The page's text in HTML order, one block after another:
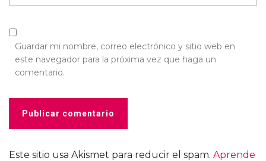
Guardar mi nombre, correo electrónico y sitio web en
este navegador para la próxima vez que haga un
comentario.
Este sitio usa Akismet para reducir el spam. Aprende